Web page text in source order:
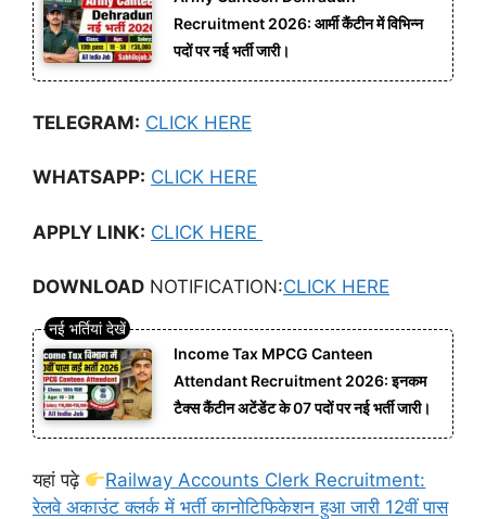
Recruitment 2026: आर्मी कैंटीन में विभिन्न
पदों पर नई भर्ती जारी।
TELEGRAM: CLICK HERE
WHATSAPP: CLICK HERE
APPLY LINK: CLICK HERE
DOWNLOAD NOTIFICATION:CLICK HERE
Income Tax MPCG Canteen
Attendant Recruitment 2026: इनकम
टैक्स कैंटीन अटेंडेंट के 07 पदों पर नई भर्ती जारी।
यहां पढ़े
Railway Accounts Clerk Recruitment:
रेलवे अकाउंट क्लर्क में भर्ती कानोटिफिकेशन हुआ जारी 12वीं पास